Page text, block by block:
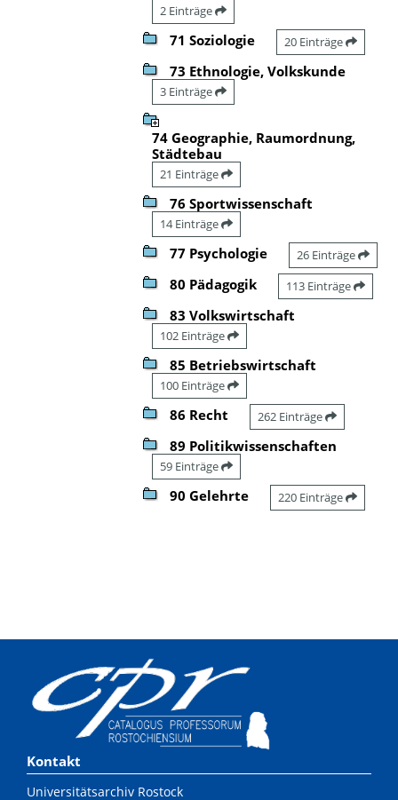
2 Einträge
71 Soziologie 20 Einträge
73 Ethnologie, Volkskunde
3 Einträge
74 Geographie, Raumordnung,
Städtebau
21 Einträge
76 Sportwissenschaft
14 Einträge
77 Psychologie 26 Einträge
80 Pädagogik 113 Einträge
83 Volkswirtschaft
102 Einträge
85 Betriebswirtschaft
100 Einträge
86 Recht 262 Einträge
89 Politikwissenschaften
59 Einträge
90 Gelehrte 220 Einträge
Kontakt
Universitätsarchiv Rostock